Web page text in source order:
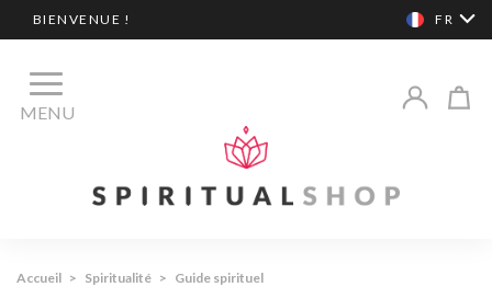
BIENVENUE ! FR
MENU
Accueil > Spiritualité > Guide spirituel